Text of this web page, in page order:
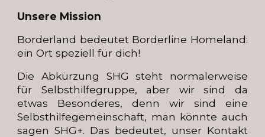
Unsere Mission
Borderland bedeutet Borderline Homeland:
ein Ort speziell für dich!
Die Abkürzung SHG steht normalerweise
für Selbsthilfegruppe, aber wir sind da
etwas Besonderes, denn wir sind eine
Selbsthilfegemeinschaft, man könnte auch
sagen SHG+. Das bedeutet, unser Kontakt